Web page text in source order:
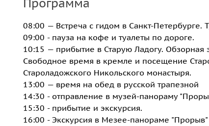
Программа
08:00 — Встреча с гидом в Санкт-Петербурге.
09:00 - пауза на кофе и туалеты по дороге.
10:15 — прибытие в Старую Ладогу. Обзорная
Свободное время в кремле и посещение
Староладожского Никольского монастыря.
13:00 — время на обед в русской трапезной
14:30 - отправление в музей-панораму
15:30 - прибытие и экскурсия.
16:00 - Экскурсия в Мезее-панораме "Прорыв"